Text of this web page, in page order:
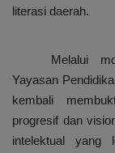
literasi daerah.
Melalui
Yayasan
kembali
progresif dan
intelektual yang